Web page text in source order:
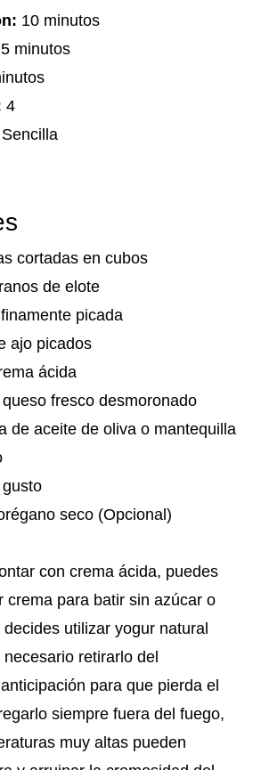
10 minutos
minutos
4
Sencilla
cortadas en cubos
de elote
picada
ajo picados
ácida
fresco desmoronado
de aceite de oliva o mantequilla
seco (Opcional)
con crema ácida, puedes
crema para batir sin azúcar o
utilizar yogur natural
retirarlo del
para que pierda el
siempre fuera del fuego,
muy altas pueden